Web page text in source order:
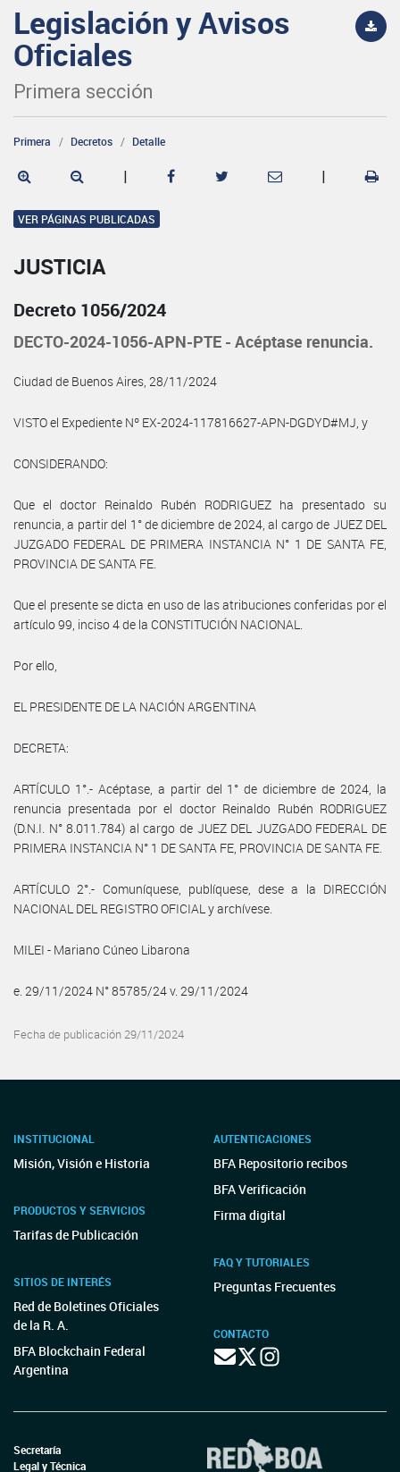
Legislación y Avisos
Oficiales
Primera sección
Primera Decretos Detalle
| |
VER PÁGINAS PUBLICADAS
JUSTICIA
Decreto 1056/2024
DECTO-2024-1056-APN-PTE - Acéptase renuncia.
Ciudad de Buenos Aires, 28/11/2024
VISTO el Expediente Nº EX-2024-117816627-APN-DGDYD#MJ, y
CONSIDERANDO:
Que el doctor Reinaldo Rubén RODRIGUEZ ha presentado su
renuncia, a partir del 1° de diciembre de 2024, al cargo de JUEZ DEL
JUZGADO FEDERAL DE PRIMERA INSTANCIA N° 1 DE SANTA FE,
PROVINCIA DE SANTA FE.
Que el presente se dicta en uso de las atribuciones conferidas por el
artículo 99, inciso 4 de la CONSTITUCIÓN NACIONAL.
Por ello,
EL PRESIDENTE DE LA NACIÓN ARGENTINA
DECRETA:
ARTÍCULO 1°.- Acéptase, a partir del 1° de diciembre de 2024, la
renuncia presentada por el doctor Reinaldo Rubén RODRIGUEZ
(D.N.I. N° 8.011.784) al cargo de JUEZ DEL JUZGADO FEDERAL DE
PRIMERA INSTANCIA N° 1 DE SANTA FE, PROVINCIA DE SANTA FE.
ARTÍCULO 2°.- Comuníquese, publíquese, dese a la DIRECCIÓN
NACIONAL DEL REGISTRO OFICIAL y archívese.
MILEI - Mariano Cúneo Libarona
e. 29/11/2024 N° 85785/24 v. 29/11/2024
Fecha de publicación 29/11/2024
INSTITUCIONAL
Misión, Visión e Historia
PRODUCTOS Y SERVICIOS
Tarifas de Publicación
SITIOS DE INTERÉS
Red de Boletines Oficiales
de la R. A.
BFA Blockchain Federal
Argentina
AUTENTICACIONES
BFA Repositorio recibos
BFA Verificación
Firma digital
FAQ Y TUTORIALES
Preguntas Frecuentes
CONTACTO
Secretaría
Legal y Técnica